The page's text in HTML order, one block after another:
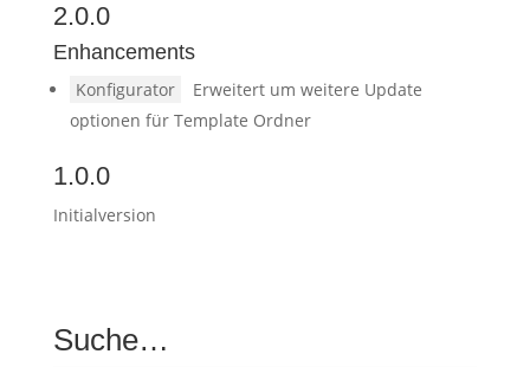
2.0.0
Enhancements
Konfigurator
Erweitert um weitere Update
optionen für Template Ordner
1.0.0
Initialversion
Suche…